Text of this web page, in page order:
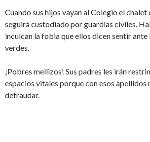
Cuando sus hijos vayan al Colegio el chalet
seguirá custodiado por guardias civiles.
inculcan la fobia que ellos dicen sentir
verdes.
¡Pobres mellizos! Sus padres les irán
espacios vitales porque con esos apellidos
defraudar.